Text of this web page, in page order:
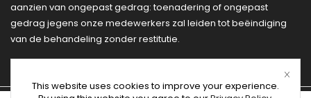
aanzien van ongepast gedrag: toenadering of ongepast
gedrag jegens onze medewerkers zal leiden tot beëindiging
van de behandeling zonder restitutie.
This website uses cookies to improve your experience.